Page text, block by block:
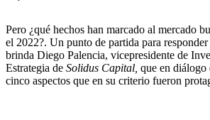
Pero ¿qué hechos han marcado al mercado
el 2022?. Un punto de partida para
brinda Diego Palencia, vicepresidente de
Estrategia de Solidus Capital, que en diálogo
cinco aspectos que en su criterio fueron